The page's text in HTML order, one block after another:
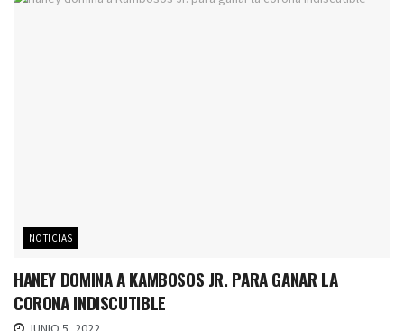
NOTICIAS
HANEY DOMINA A KAMBOSOS JR. PARA GANAR LA
CORONA INDISCUTIBLE